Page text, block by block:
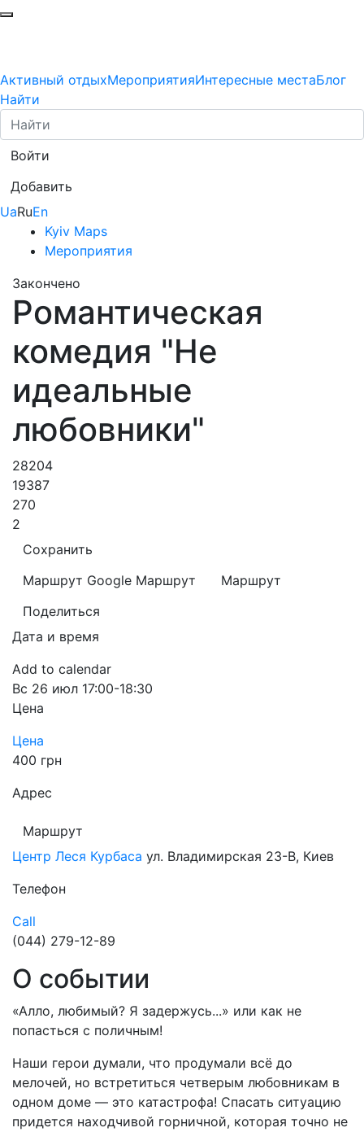
Активный отдыхМероприятияИнтересные местаБлог
Найти
Войти
Добавить
UaRuEn
Kyiv Maps
Мероприятия
Закончено
Романтическая
комедия "Не
идеальные
любовники"
28204
19387
270
2
Сохранить
Маршрут Google Маршрут
Маршрут
Поделиться
Дата и время
Add to calendar
Вс 26 июл 17:00-18:30
Цена
Цена
400 грн
Адрес
Маршрут
Центр Леся Курбаса ул. Владимирская 23-В, Киев
Телефон
Call
(044) 279-12-89
О событии
«Алло, любимый? Я задержусь...» или как не
попасться с поличным!
Наши герои думали, что продумали всё до
мелочей, но встретиться четверым любовникам в
одном доме — это катастрофа! Спасать ситуацию
придется находчивой горничной, которая точно не